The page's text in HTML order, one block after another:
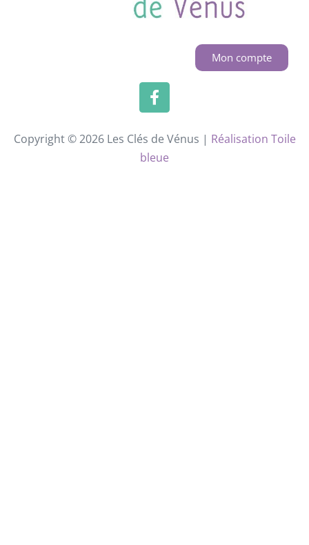
Mon compte
Copyright © 2026 Les Clés de Vénus | Réalisation Toile
bleue